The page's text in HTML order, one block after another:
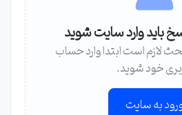
باید وارد سایت شوید
لازم است ابتدا وارد حساب
خود شوید.
به سایت